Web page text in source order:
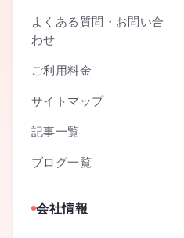
よくある質問・お問い合
わせ
ご利用料金
サイトマップ
記事一覧
ブログ一覧
会社情報